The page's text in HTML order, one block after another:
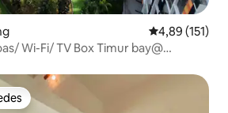
4,89 de uma
4,89 (151)
Wi-Fi/ TV Box Timur bay@